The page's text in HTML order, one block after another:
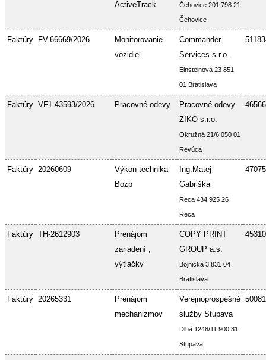
ActiveTrack
Čehovice 201 798 21
Čehovice
Faktúry FV-66669/2026
Monitorovanie
vozidiel
Commander
Services s.r.o.
Einsteinova 23 851
01 Bratislava
Faktúry VF1-43593/2026 Pracovné odevy
Pracovné odevy
ZIKO s.r.o.
Okružná 21/6 050 01
Revúca
Faktúry 20260609
Výkon technika
Bozp
Ing.Matej
Gabriška
Reca 434 925 26
Reca
Faktúry TH-2612903
Prenájom
zariadení ,
výtlačky
COPY PRINT
GROUP a.s.
Bojnická 3 831 04
Bratislava
Faktúry 20265331
Prenájom
mechanizmov
Verejnoprospešné
služby Stupava
Dlhá 1248/11 900 31
Stupava